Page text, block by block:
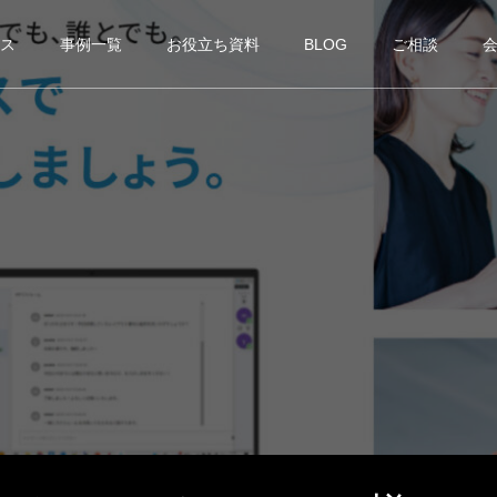
事例一覧 お役立ち資料 BLOG ご相談